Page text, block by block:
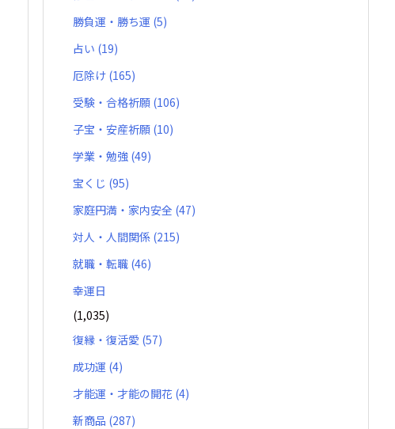
勝負運・勝ち運 (5)
占い (19)
厄除け (165)
受験・合格祈願 (106)
子宝・安産祈願 (10)
学業・勉強 (49)
宝くじ (95)
家庭円満・家内安全 (47)
対人・人間関係 (215)
就職・転職 (46)
幸運日
(1,035)
復縁・復活愛 (57)
成功運 (4)
才能運・才能の開花 (4)
新商品 (287)